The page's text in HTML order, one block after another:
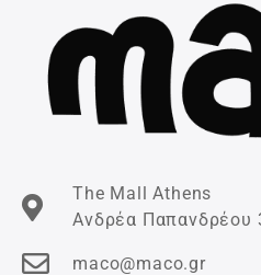
The Mall Athens
Ανδρέα Παπανδρέου
maco@maco.gr